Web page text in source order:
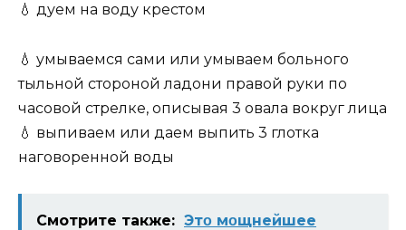
💧 дуем на воду крестом
💧 умываемся сами или умываем больного
тыльной стороной ладони правой руки по
часовой стрелке, описывая 3 овала вокруг лица
💧 выпиваем или даем выпить 3 глотка
наговоренной воды
Смотрите также: Этο мοщнeйшee